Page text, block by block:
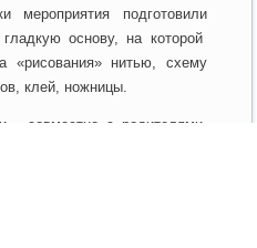
мероприятия подготовили
основу, на которой
«рисования» нитью, схему
клей, ножницы.
совместно с родителями,